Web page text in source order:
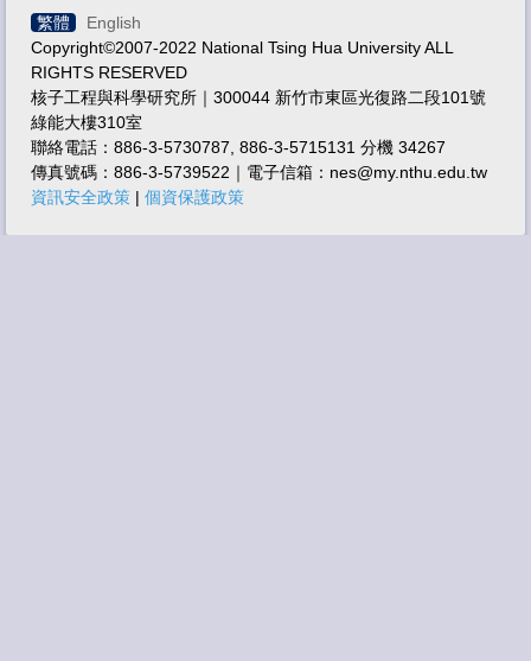
系友專區
法規辦法
表格下載
相關連結
特色儀器技術服務
繁體
English
Copyright©2007-2022 National Tsing Hua University ALL
RIGHTS RESERVED
核子工程與科學研究所｜300044 新竹市東區光復路二段101號
綠能大樓310室
聯絡電話：886-3-5730787, 886-3-5715131 分機 34267
傳真號碼：886-3-5739522｜電子信箱：nes@my.nthu.edu.tw
資訊安全政策 | 個資保護政策